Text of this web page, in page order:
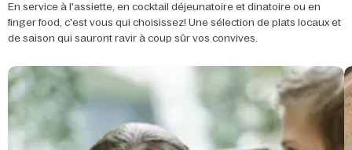
En service à l'assiette, en cocktail déjeunatoire et dinatoire ou en
finger food, c'est vous qui choisissez! Une sélection de plats locaux et
de saison qui sauront ravir à coup sûr vos convives.